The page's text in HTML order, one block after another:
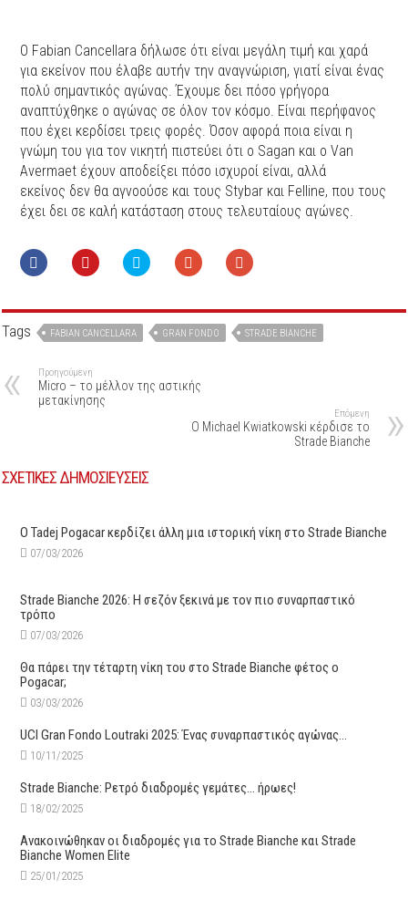
Ο Fabian Cancellara δήλωσε ότι είναι μεγάλη τιμή και χαρά
για εκείνον που έλαβε αυτήν την αναγνώριση, γιατί είναι ένας
πολύ σημαντικός αγώνας. Έχουμε δει πόσο γρήγορα
αναπτύχθηκε ο αγώνας σε όλον τον κόσμο. Είναι περήφανος
που έχει κερδίσει τρεις φορές. Όσον αφορά ποια είναι η
γνώμη του για τον νικητή πιστεύει ότι ο Sagan και ο Van
Avermaet έχουν αποδείξει πόσο ισχυροί είναι, αλλά
εκείνος δεν θα αγνοούσε και τους Stybar και Felline, που τους
έχει δει σε καλή κατάσταση στους τελευταίους αγώνες.
Tags FABIAN CANCELLARA GRAN FONDO STRADE BIANCHE
Προηγούμενη
Micro – το μέλλον της αστικής
μετακίνησης
Επόμενη
Ο Michael Kwiatkowski κέρδισε το
Strade Bianche
ΣΧΕΤΙΚΕΣ ΔΗΜΟΣΙΕΥΣΕΙΣ
O Tadej Pogacar κερδίζει άλλη μια ιστορική νίκη στο Strade Bianche
07/03/2026
Strade Bianche 2026: Η σεζόν ξεκινά με τον πιο συναρπαστικό
τρόπο
07/03/2026
Θα πάρει την τέταρτη νίκη του στο Strade Bianche φέτος ο
Pogacar;
03/03/2026
UCI Gran Fondo Loutraki 2025: Ένας συναρπαστικός αγώνας…
10/11/2025
Strade Bianche: Ρετρό διαδρομές γεμάτες… ήρωες!
18/02/2025
Ανακοινώθηκαν οι διαδρομές για το Strade Bianche και Strade
Bianche Women Elite
25/01/2025